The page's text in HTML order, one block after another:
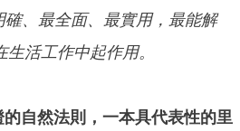
確、最全面、最實用，最能解
活工作中起作用。
自然法則，一本具代表性的里